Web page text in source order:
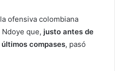
ofensiva colombiana
que, justo antes de
compases, pasó